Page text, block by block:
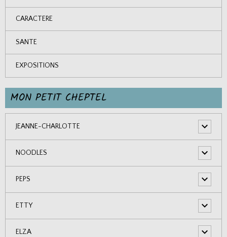
CARACTERE
SANTE
EXPOSITIONS
MON PETIT CHEPTEL
JEANNE-CHARLOTTE
NOODLES
PEPS
ETTY
ELZA